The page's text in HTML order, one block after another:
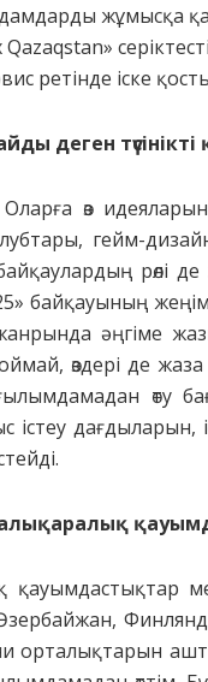
адамдарды
ретінде іске
деген
өз
гейм-
рөлі
бай­қауының
әңгіме
өздері де
өту
істеу дағдыларын,
қауымдастықтар
орталықтарын